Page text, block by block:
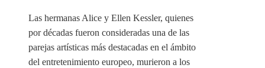
Las hermanas Alice y Ellen Kessler, quienes
por décadas fueron consideradas una de las
parejas artísticas más destacadas en el ámbito
del entretenimiento europeo, murieron a los